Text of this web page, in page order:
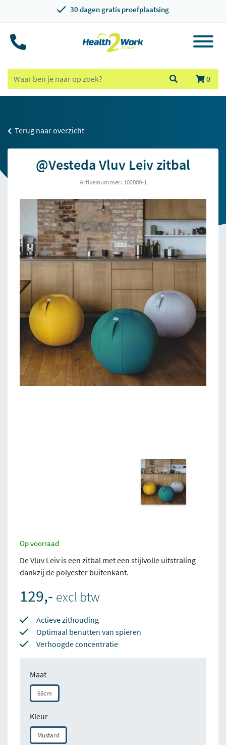
30 dagen gratis proefplaatsing
0
Terug naar overzicht
@Vesteda Vluv Leiv zitbal
Artikelnummer: 102000-1
Op voorraad
De Vluv Leiv is een zitbal met een stijlvolle uitstraling
dankzij de polyester buitenkant.
129,- excl btw
Actieve zithouding
Optimaal benutten van spieren
Verhoogde concentratie
Maat
65cm
Kleur
Mustard